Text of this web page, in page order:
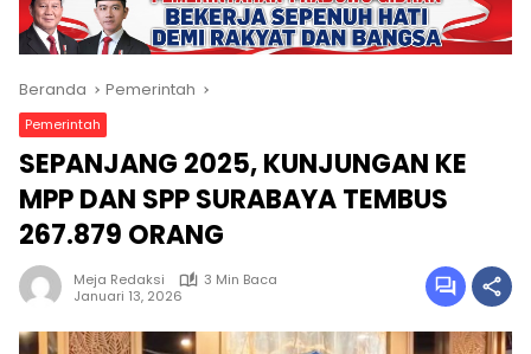
Beranda Pemerintah
Pemerintah
SEPANJANG 2025, KUNJUNGAN KE
MPP DAN SPP SURABAYA TEMBUS
267.879 ORANG
Meja Redaksi
3 Min Baca
Januari 13, 2026